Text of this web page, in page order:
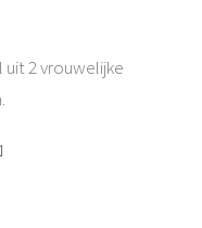
2 vrouwelijke